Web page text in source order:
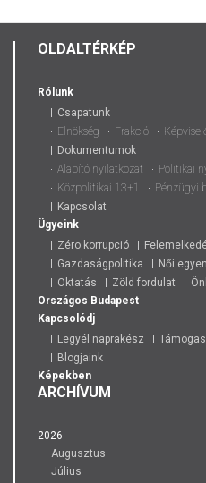
OLDALTÉRKÉP
Rólunk
Csapatunk
Elnökség
Frakció
Dokumentumok
Alapító nyilatkozat
Politikai
Közpolitikai 13+1
Pénzügyi
Kapcsolat
Ügyeink
Zéro korrupció
Gazdaságpolitika
Női
Oktatás
Zöld fordulat
Országos Budapest
Kapcsolódj
Legyél naprakész
Blogjaink
Képekben
ARCHÍVUM
2026
Augusztus
Július